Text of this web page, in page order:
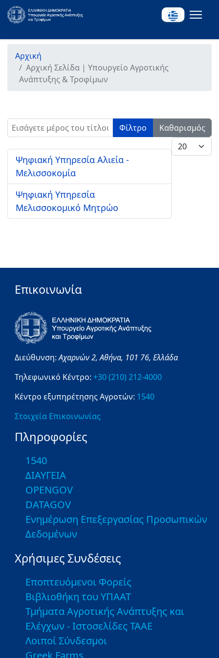
Αρχική
Αρχική Σελίδα | Υπουργείο Αγροτικής
Ανάπτυξης & Τροφίμων
Εισάγετε μέρος του τίτλου. Φίλτρο
Καθαρισμός
Εμφάνιση #
Ψηφιακή Υπηρεσία Αλιεία -
Μελισσοκομία
Ψηφιακή Υπηρεσία
Μελισσοκομικό Μητρώο
Επικοινωνία
Διεύθυνση:Αχαρνών 2,Αθήνα, 101 76, Ελλάδα
Τηλεφωνικό Κέντρο: +30 (210) 212-4000
Κέντρο εξυπηρέτησης Αγροτών: 1540
Στοιχεία Επικοινωνίας
Πληροφορίες
1540
ΔΙΑΥΓΕΙΑ
OPENGOV
DATAGOV
Ενημέρωση Επεξεργασίας Προσωπικών
Δεδομένων
Χρήσιμες Συνδέσεις
Εποπτευόμενοι Φορείς
Βιβλιοθήκη του ΥΠΑΑΤ
Τμήματα Αγροτικής Ανάπτυξης και
Ελέγχων - Ιστοσελίδες ΤΑΑΕ
Λοιποί Σύνδεσμοι
Greek Farms